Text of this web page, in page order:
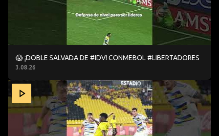
3.08.26
😱 ¡DOBLE SALVADA DE #IDV! CONMEBOL #LIBERTADORES
😝UN VERDADERO SALVADOR CONMEBOL.